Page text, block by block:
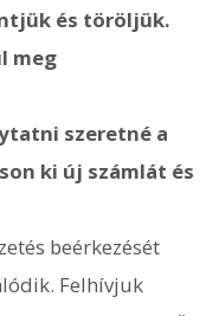
és töröljük.
meg
szeretné a
ki új számlát és
beérkezését
Felhívjuk